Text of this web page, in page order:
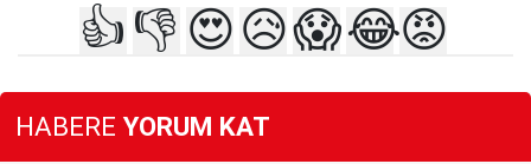
👍 👎 😍😥😱😂😡
HABERE YORUM KAT